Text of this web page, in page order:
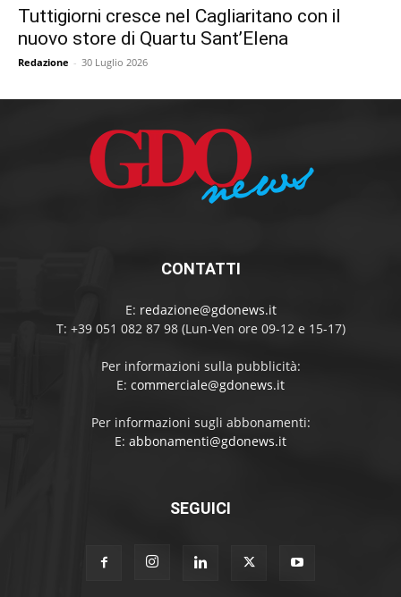
Tuttigiorni cresce nel Cagliaritano con il
nuovo store di Quartu Sant’Elena
Redazione - 30 Luglio 2026
CONTATTI
E: redazione@gdonews.it
T: +39 051 082 87 98 (Lun-Ven ore 09-12 e 15-17)
Per informazioni sulla pubblicità:
E: commerciale@gdonews.it
Per informazioni sugli abbonamenti:
E: abbonamenti@gdonews.it
SEGUICI